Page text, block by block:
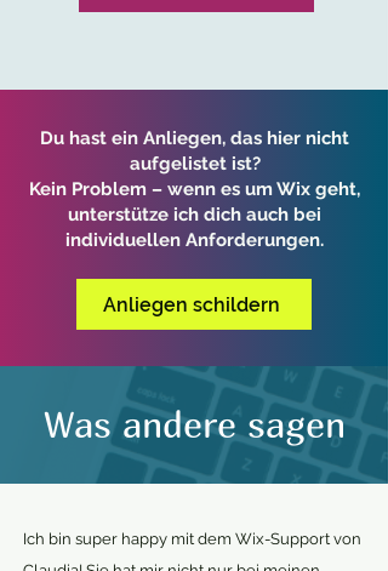
Du hast ein Anliegen, das hier nicht
aufgelistet ist?
Kein Problem – wenn es um Wix geht,
unterstütze ich dich auch bei
individuellen Anforderungen.
Anliegen schildern
Was andere sagen
Ich bin super happy mit dem Wix-Support von